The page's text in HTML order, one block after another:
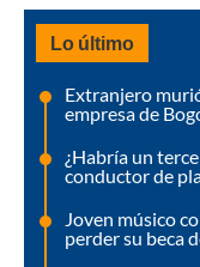
Lo último
Extranjero
empresa de
¿Habría un
conductor de
Joven músico
perder su beca